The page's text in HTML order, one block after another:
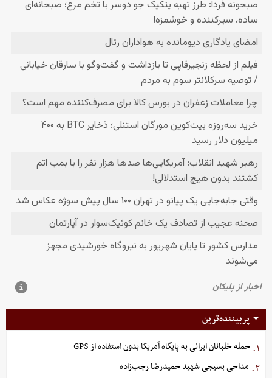
پربیننده‌ترین
۱. حمله خلبانان ایرانی به پایگاه آمریکا بدون استفاده از GPS
۲. مداحی بسیجی شهید حمیدرضا رجب‌زاده